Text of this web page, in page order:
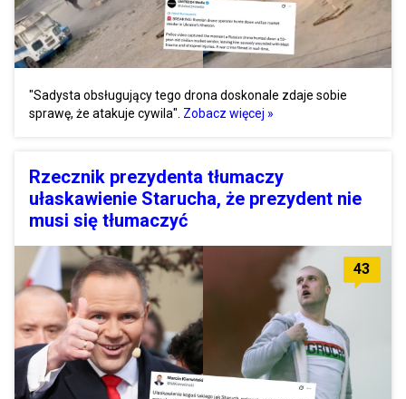
"Sadysta obsługujący tego drona doskonale zdaje sobie
sprawę, że atakuje cywila". Zobacz więcej »
Rzecznik prezydenta tłumaczy
ułaskawienie Starucha, że prezydent nie
musi się tłumaczyć
43